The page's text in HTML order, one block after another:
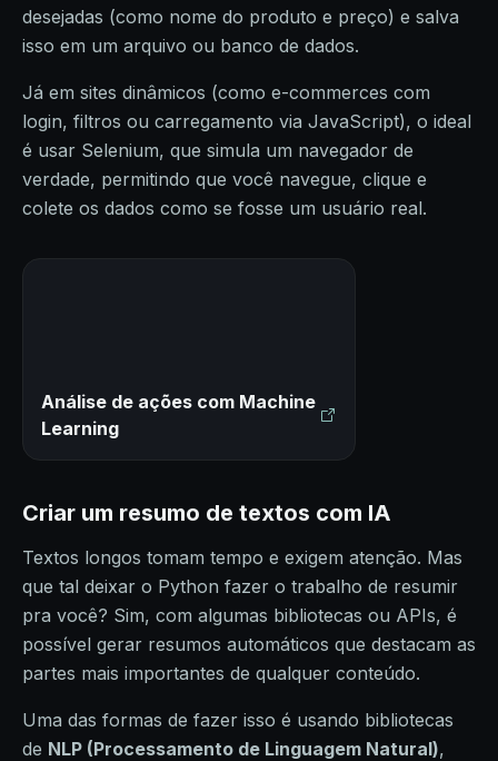
desejadas (como nome do produto e preço) e salva
isso em um arquivo ou banco de dados.
Já em sites dinâmicos (como e-commerces com
login, filtros ou carregamento via JavaScript), o ideal
é usar Selenium, que simula um navegador de
verdade, permitindo que você navegue, clique e
colete os dados como se fosse um usuário real.
Análise de ações com Machine
Learning
Criar um resumo de textos com IA
Textos longos tomam tempo e exigem atenção. Mas
que tal deixar o Python fazer o trabalho de resumir
pra você? Sim, com algumas bibliotecas ou APIs, é
possível gerar resumos automáticos que destacam as
partes mais importantes de qualquer conteúdo.
Uma das formas de fazer isso é usando bibliotecas
de NLP (Processamento de Linguagem Natural),